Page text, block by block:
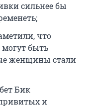
сильнее бы
что
могут быть
женщины стали
Бик
и